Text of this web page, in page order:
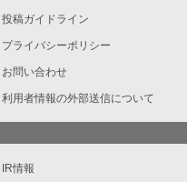
投稿ガイドライン
プライバシーポリシー
お問い合わせ
利用者情報の外部送信について
IR情報